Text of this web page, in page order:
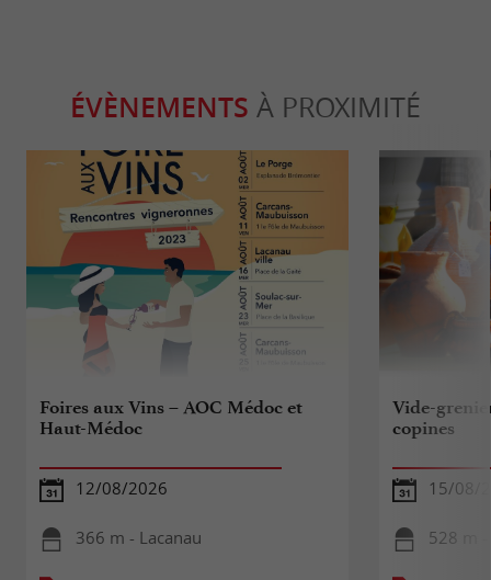
ÉVÈNEMENTS À PROXIMITÉ
Foires aux Vins – AOC Médoc et
Haut-Médoc
12/08/2026
366 m - Lacanau
Vide-
copines
15/08/
528 m -